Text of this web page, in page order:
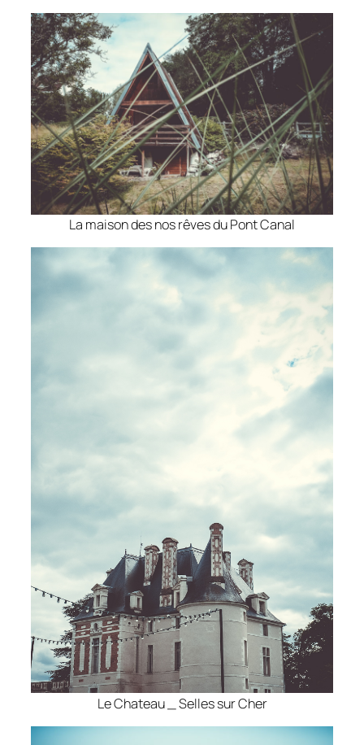
La maison des nos rêves du Pont Canal
Le Chateau _ Selles sur Cher